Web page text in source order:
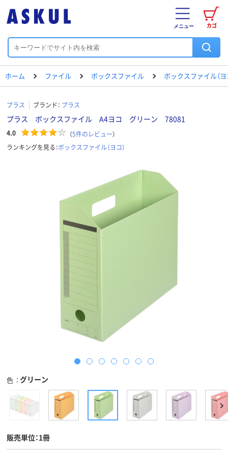
カゴ
メニュー
ホーム ファイル ボックスファイル ボックスファイル（ヨ
プラス ブランド： プラス
プラス ボックスファイル A4ヨコ グリーン 78081
4.0 （5件のレビュー）
ランキングを見る：ボックスファイル（ヨコ）
色 グリーン
販売単位：1冊